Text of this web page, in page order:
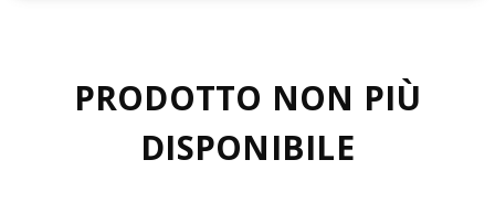
PRODOTTO NON PIÙ
DISPONIBILE